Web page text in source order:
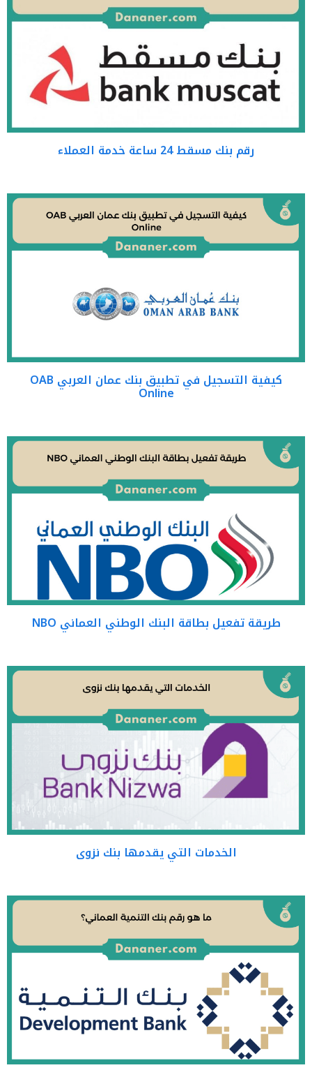
رقم بنك مسقط 24 ساعة خدمة العملاء
كيفية التسجيل في تطبيق بنك عمان العربي OAB
Online
طريقة تفعيل بطاقة البنك الوطني العماني NBO
الخدمات التي يقدمها بنك نزوى